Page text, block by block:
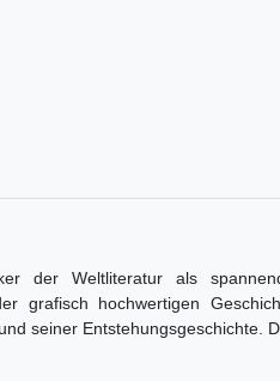
der Weltliteratur als
grafisch hochwertigen
seiner Entstehungsgeschichte.